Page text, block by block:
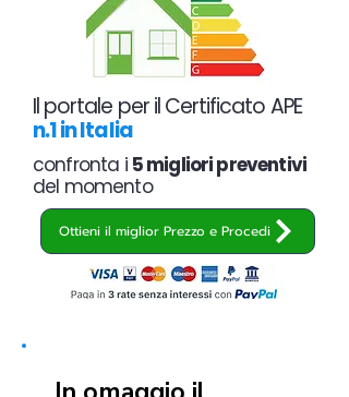
Il portale per il Certificato APE
n.1 in Italia
confronta i 5 migliori preventivi
del momento
Ottieni il miglior Prezzo e Procedi